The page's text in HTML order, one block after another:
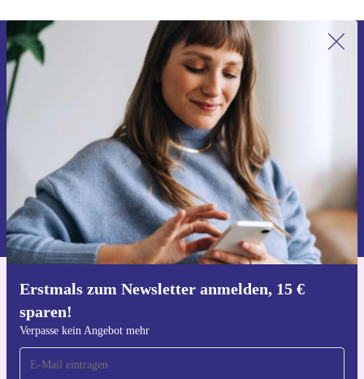
Erstmals zum Newsletter anmelden, 15 €
sparen!
Verpasse kein Angebot mehr
Erstmals zum Newsletter anmelden,
15 € sparen!
Verpasse kein Angebot mehr.
Gutschein anfordern
Informationen über die Verwendung personenbezogener Daten findest
du in unserer
Datenschutzerklärung.
Hol dir die refurbed-App